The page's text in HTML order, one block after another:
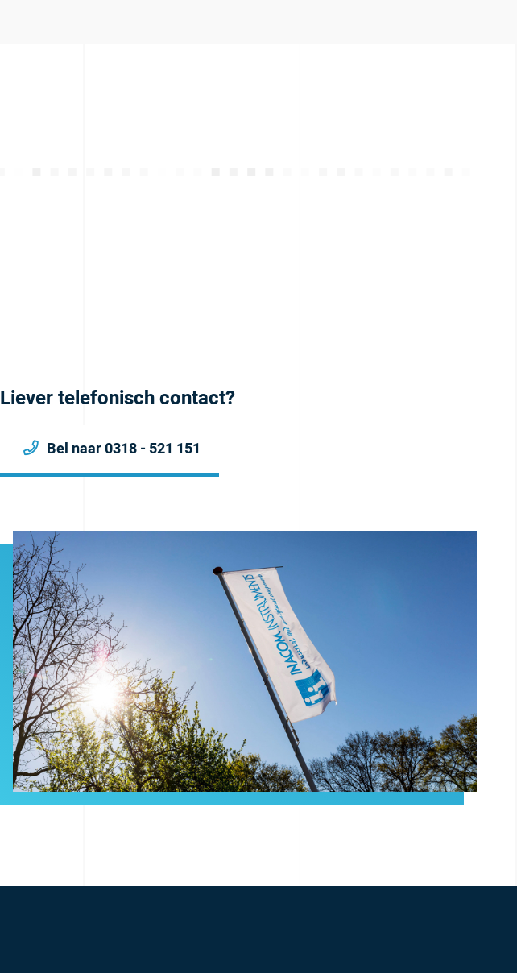
Liever telefonisch contact?
Bel naar 0318 - 521 151